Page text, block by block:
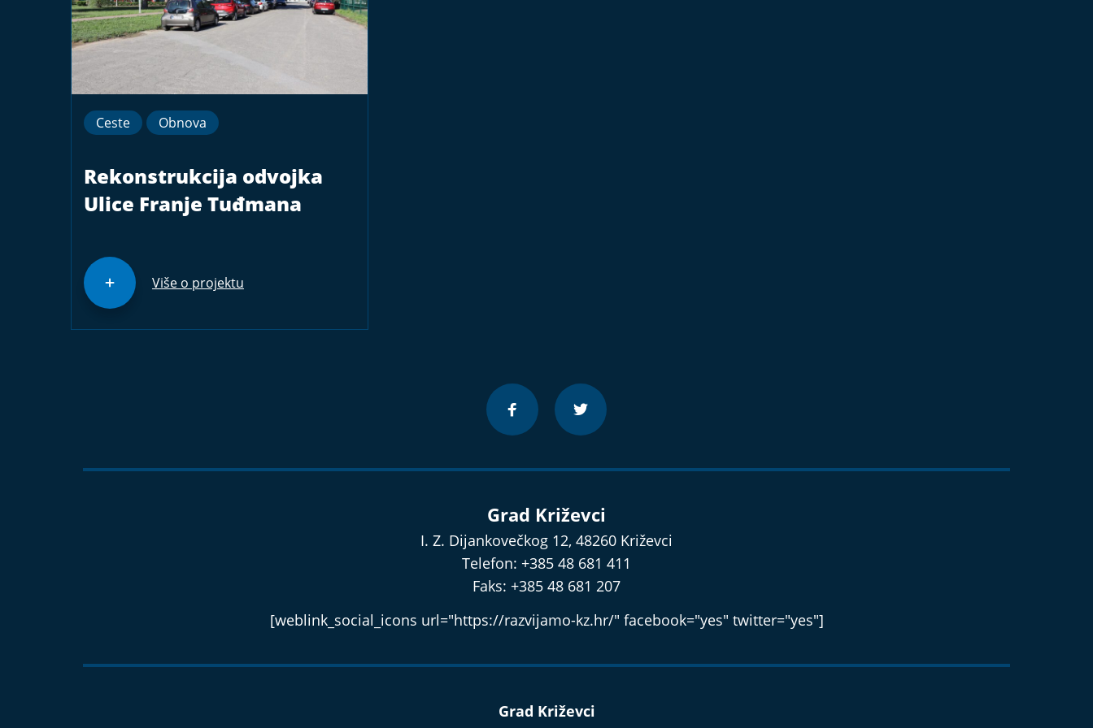
Ceste Obnova
Rekonstrukcija odvojka
Ulice Franje Tuđmana
Više o projektu
Grad Križevci
I. Z. Dijankovečkog 12, 48260 Križevci
Telefon: +385 48 681 411
Faks: +385 48 681 207
[weblink_social_icons url="https://razvijamo-kz.hr/" facebook="yes" twitter="yes"]
Grad Križevci